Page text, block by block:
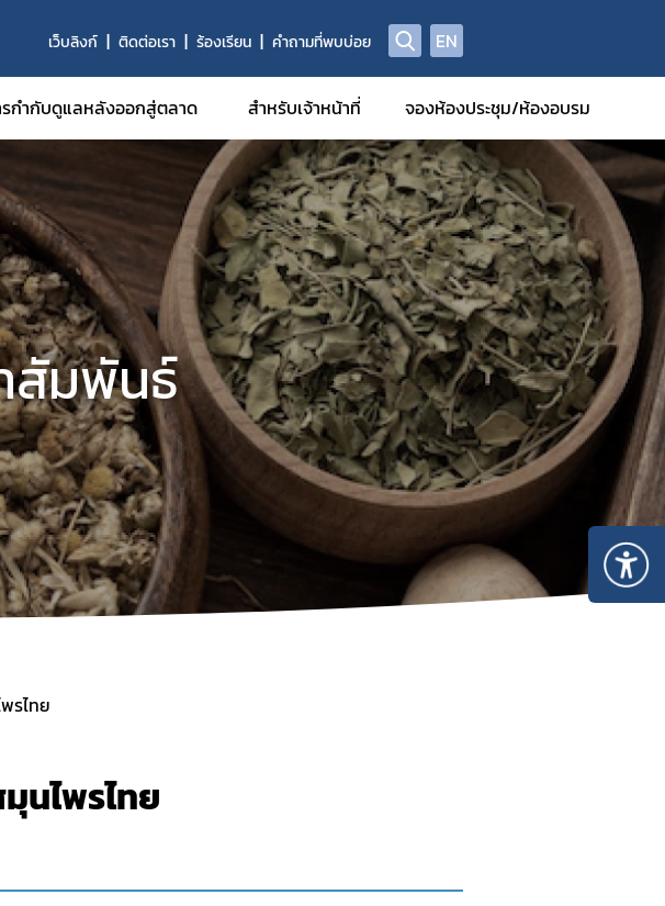
เว็บลิงก์ ติดต่อเรา ร้องเรียน คำถามที่พบบ่อย EN
ญ องค์กรผู้เชี่ยวชาญ
ได้รับการรับรองมาตรฐานการ
หรับการปฏิบัติงานของผู้มีหน้าที่
ต นำเข้า ขาย และเก็บรักษา
นการรับรองโดย อย.
การที่พิจารณาโครงการวิจัยทาง
ณฑ์สมุนไพร
กระท่อม เป็นส่วนประกอบที่ได้
นคณะกรรมการอาหารและยา
ตผลิตภัณฑ์สมุนไพรใน
จดแจ้งผลิตภัณฑ์สมุนไพร
กำกับดูแลหลังออกสู่ตลาด สำหรับเจ้าหน้าที่ จองห้องประชุม/ห้องอบรม
สัมพันธ์
รไทย
นไพรไทย